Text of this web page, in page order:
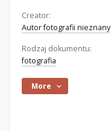
Creator:
Autor fotografii nieznany
Rodzaj dokumentu:
fotografia
More